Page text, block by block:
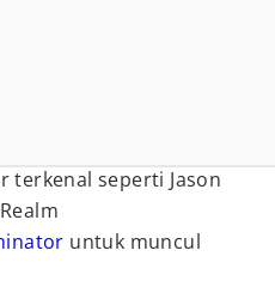
terkenal seperti Jason
untuk muncul